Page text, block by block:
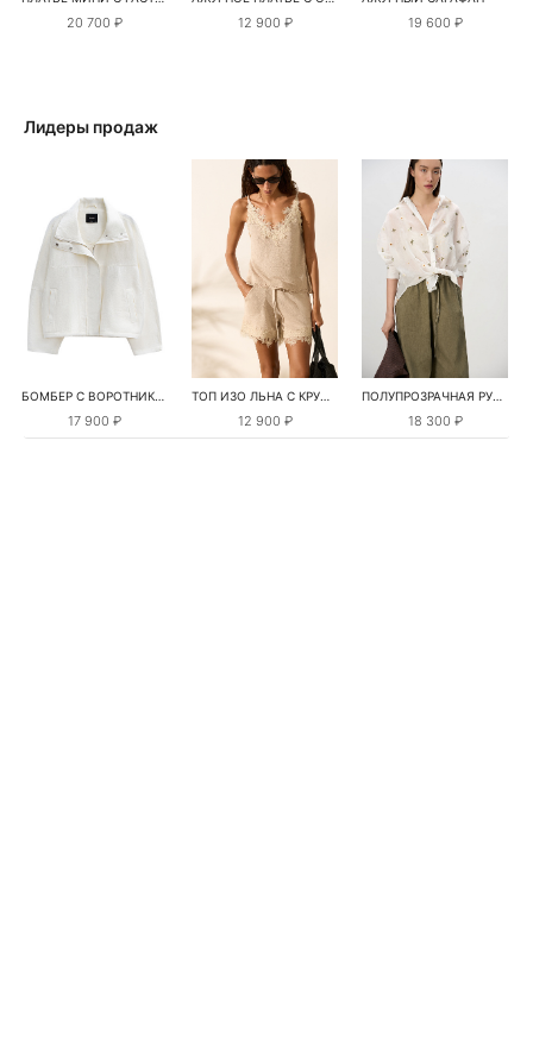
20 700 ₽ 12 900 ₽ 19 600 ₽
Лидеры продаж
БОМБЕР С ВОРОТНИКОМ-СТОЙКОЙ
17 900 ₽
ТОП ИЗО ЛЬНА С КРУЖЕВОМ
12 900 ₽
ПОЛУПРОЗРАЧНАЯ РУБАШКА С РОМАШКАМИ
18 300 ₽